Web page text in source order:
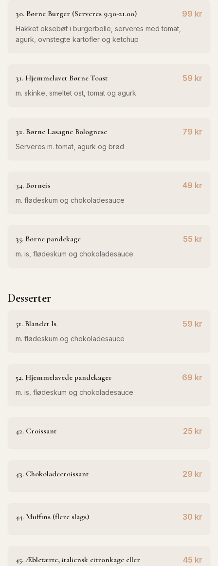
30. Børne Burger (Serveres 9.30-21.00) 99 kr
Hakket oksebøf i burgerbolle, serveres med tomat,
agurk, ovnstegte kartofler og ketchup
31. Hjemmelavet Børne Toast 59 kr
m. skinke, smeltet ost, tomat og agurk
32. Børne Lasagne Bolognese 79 kr
Serveres m. tomat, agurk og brød
34. Børneis 49 kr
m. flødeskum og chokoladesauce
35. Børne pandekage 55 kr
m. is, flødeskum og chokoladesauce
Desserter
51. Blandet Is 59 kr
m. flødeskum og chokoladesauce
52. Hjemmelavede pandekager 69 kr
m. is, flødeskum og chokoladesauce
42. Croissant 25 kr
43. Chokoladecroissant 29 kr
44. Muffins (flere slags) 30 kr
45. Æbletærte, italiensk citronkage eller
45 kr